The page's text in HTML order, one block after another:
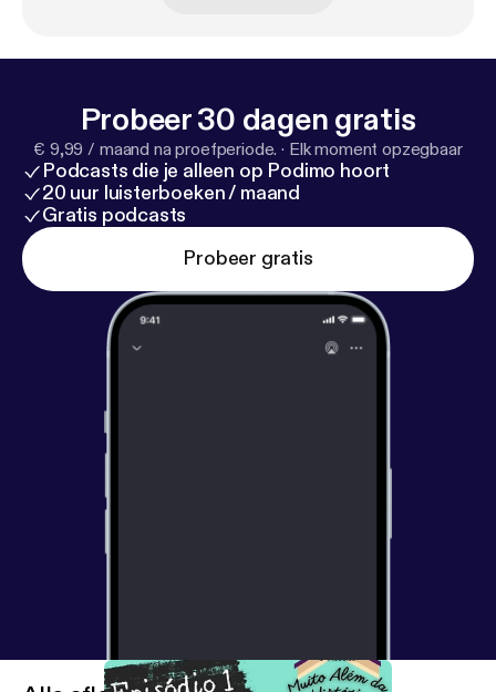
Probeer 30 dagen gratis
€ 9,99 / maand na proefperiode. · Elk moment opzegbaar
Podcasts die je alleen op Podimo hoort
20 uur luisterboeken / maand
Gratis podcasts
Probeer gratis